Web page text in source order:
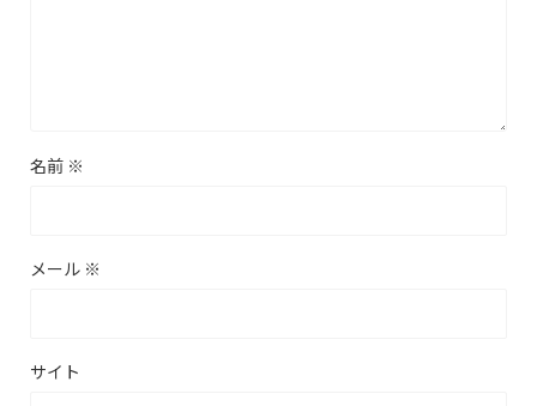
名前 ※
メール ※
サイト